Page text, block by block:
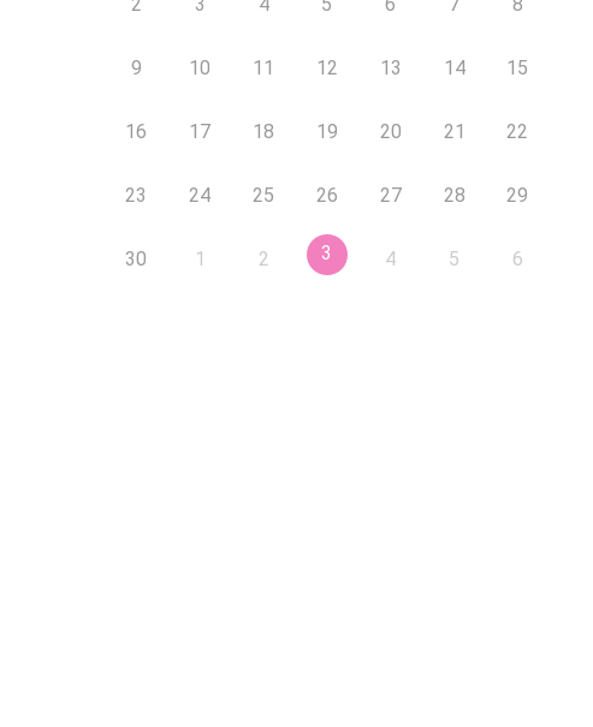
9 10 11 12 13 14 15
16 17 18 19 20 21 22
23 24 25 26 27 28 29
30 1 2 3 4 5 6